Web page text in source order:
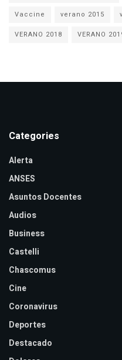
Vaccine
verano 2015
VERANO 2018
VERANO
Categories
Alerta
ANSES
Asuntos Docentes
Audios
Business
Castelli
Chascomus
Cine
Coronavirus
Deportes
Destacado